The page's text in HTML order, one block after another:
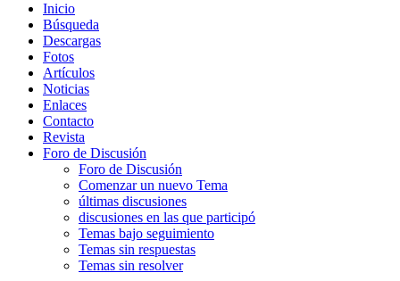
Inicio
Búsqueda
Descargas
Fotos
Artículos
Noticias
Enlaces
Contacto
Revista
Foro de Discusión
Foro de Discusión
Comenzar un nuevo Tema
últimas discusiones
discusiones en las que participó
Temas bajo seguimiento
Temas sin respuestas
Temas sin resolver